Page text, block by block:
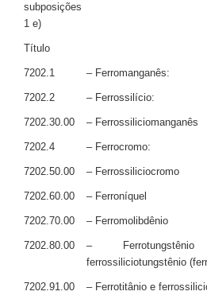
subposições
1 e)
Título
7202.1 – Ferromanganês:
7202.2 – Ferrossilício:
7202.30.00 – Ferrossiliciomanganês
7202.4 – Ferrocromo:
7202.50.00 – Ferrossiliciocromo
7202.60.00 – Ferroníquel
7202.70.00 – Ferromolibdênio
7202.80.00
–
ferrossiliciotungstênio
7202.91.00 – Ferrotitânio e